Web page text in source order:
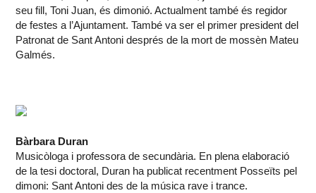
seu fill, Toni Juan, és dimonió. Actualment també és regidor
de festes a l’Ajuntament. També va ser el primer president del
Patronat de Sant Antoni després de la mort de mossèn Mateu
Galmés.
Bàrbara Duran
Musicòloga i professora de secundària. En plena elaboració
de la tesi doctoral, Duran ha publicat recentment Posseïts pel
dimoni: Sant Antoni des de la música rave i trance.